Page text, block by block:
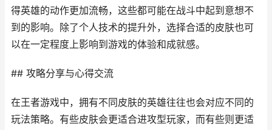
得英雄的动作更加流畅，这些都可能在战斗中起到意想不
到的影响。除了个人技术的提升外，选择合适的皮肤也可
以在一定程度上影响到游戏的体验和成就感。
## 攻略分享与心得交流
在王者游戏中，拥有不同皮肤的英雄往往也会对应不同的
玩法策略。有些皮肤会更适合进攻型玩家，而有些则更适